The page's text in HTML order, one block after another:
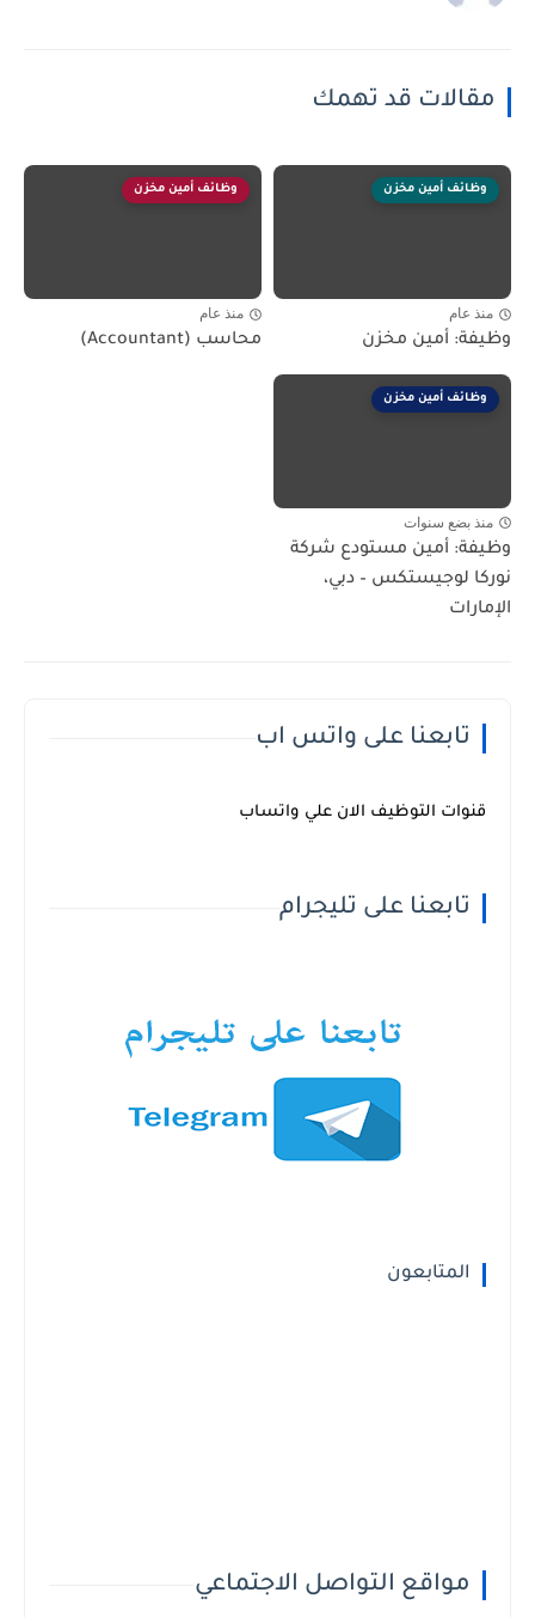
مقالات قد تهمك
وظائف أمين مخزن
منذ عام
وظيفة: أمين مخزن
وظائف أمين مخزن
منذ عام
محاسب (Accountant)
وظائف أمين مخزن
منذ بضع سنوات
وظيفة: أمين مستودع شركة
نوركا لوجيستكس – دبي،
الإمارات
تابعنا على واتس اب
قنوات التوظيف الان علي واتساب
تابعنا على تليجرام
المتابعون
مواقع التواصل الاجتماعي